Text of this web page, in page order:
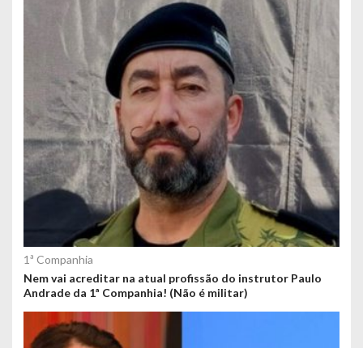
1ª Companhia
Nem vai acreditar na atual profissão do instrutor Paulo
Andrade da 1ª Companhia! (Não é militar)